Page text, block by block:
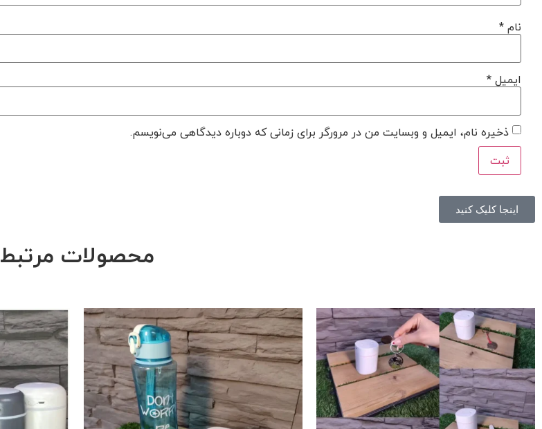
نام*
ایمیل*
ذخیره نام، ایمیل و وبسایت من در مرورگر برای زمانی که دوباره دیدگاهی می‌نویسم.
اینجا کلیک کنید
محصولات مرتبط